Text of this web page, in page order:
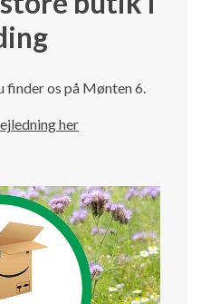
finder os på Mønten 6.
her